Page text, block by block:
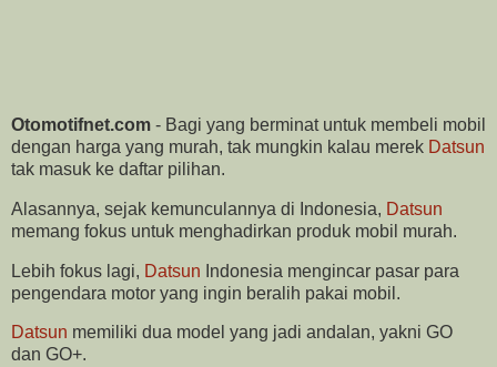
Otomotifnet.com - Bagi yang berminat untuk membeli mobil
dengan harga yang murah, tak mungkin kalau merek Datsun
tak masuk ke daftar pilihan.
Alasannya, sejak kemunculannya di Indonesia, Datsun
memang fokus untuk menghadirkan produk mobil murah.
Lebih fokus lagi, Datsun Indonesia mengincar pasar para
pengendara motor yang ingin beralih pakai mobil.
Datsun memiliki dua model yang jadi andalan, yakni GO
dan GO+.